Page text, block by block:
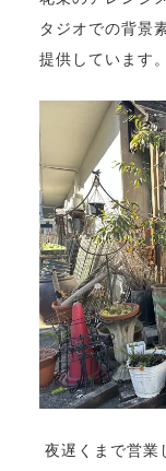
タジオでの背景
提供しています。
夜遅くまで営業